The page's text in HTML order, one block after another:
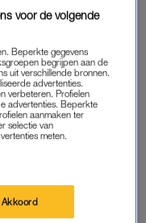
1308128455196905473
van hun collega’s.
dan ook zeggen
Claudia de Breij zich
voor de volgende
Beperkte gegevens
begrijpen aan de
uit verschillende bronnen.
advertenties.
verbeteren. Profielen
advertenties. Beperkte
aanmaken ter
selectie van
meten.
Akkoord